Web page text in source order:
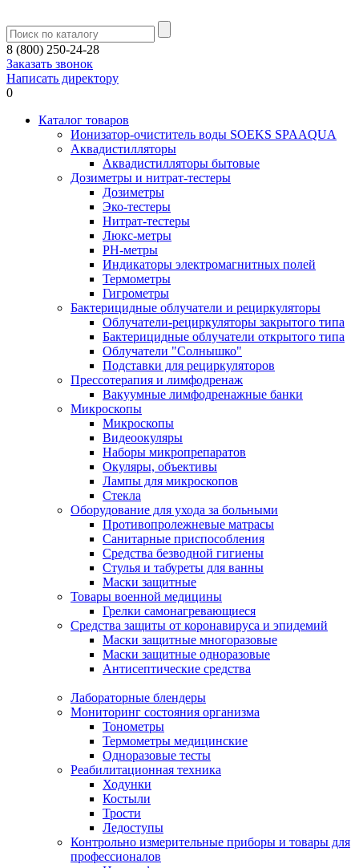
8 (800) 250-24-28
Заказать звонок
Написать директору
0
Каталог товаров
Ионизатор-очиститель воды SOEKS SPAAQUA
Аквадистилляторы
Аквадистилляторы бытовые
Дозиметры и нитрат-тестеры
Дозиметры
Эко-тестеры
Нитрат-тестеры
Люкс-метры
РН-метры
Индикаторы электромагнитных полей
Термометры
Гигрометры
Бактерицидные облучатели и рециркуляторы
Облучатели-рециркуляторы закрытого типа
Бактерицидные облучатели открытого типа
Облучатели "Солнышко"
Подставки для рециркуляторов
Прессотерапия и лимфодренаж
Вакуумные лимфодренажные банки
Микроскопы
Микроскопы
Видеоокуляры
Наборы микропрепаратов
Окуляры, объективы
Лампы для микроскопов
Стекла
Оборудование для ухода за больными
Противопролежневые матрасы
Санитарные приспособления
Средства безводной гигиены
Стулья и табуреты для ванны
Маски защитные
Товары военной медицины
Грелки самонагревающиеся
Средства защиты от коронавируса и эпидемий
Маски защитные многоразовые
Маски защитные одноразовые
Антисептические средства
Лабораторные блендеры
Мониторинг состояния организма
Тонометры
Термометры медицинские
Одноразовые тесты
Реабилитационная техника
Ходунки
Костыли
Трости
Ледоступы
Контрольно измерительные приборы и товары для
профессионалов